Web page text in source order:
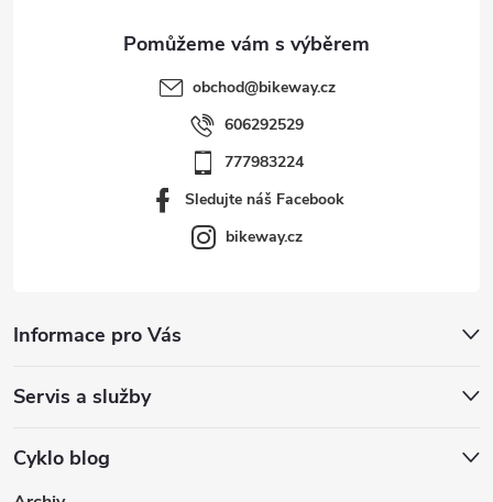
obchod@bikeway.cz
606292529
777983224
Sledujte náš Facebook
bikeway.cz
Informace pro Vás
Servis a služby
Cyklo blog